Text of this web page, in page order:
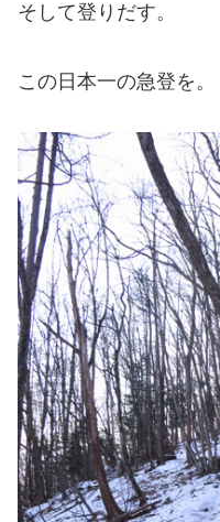
そして登りだす。
この日本一の急登を。